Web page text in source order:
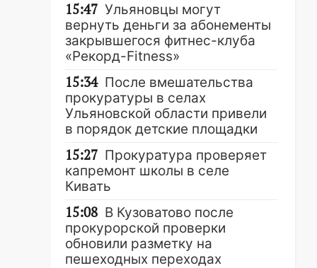
15:47 Ульяновцы могут
вернуть деньги за абонементы
закрывшегося фитнес-клуба
«Рекорд-Fitness»
15:34 После вмешательства
прокуратуры в селах
Ульяновской области привели
в порядок детские площадки
15:27 Прокуратура проверяет
капремонт школы в селе
Кивать
15:08 В Кузоватово после
прокурорской проверки
обновили разметку на
пешеходных переходах